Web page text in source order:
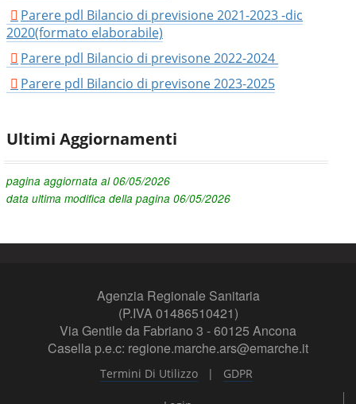
Parere pdl Bilancio di previsione 2021-2023 -dic
2020(formato elaborabile)
Parere pdl Bilancio di previsone 2022-2024
Parere pdl Bilancio di previsone 2023-2025
Ultimi Aggiornamenti
pagina aggiornata al 06/05/2026
data ultima modifica della pagina 06/05/2026
Agenzia Regionale Sanitaria
(P.IVA 01486510421)
Via Gentile da Fabriano 3 - 60125 Ancona
Casella p.e.c: regione.marche.ars@emarche.it
Termini Di Utilizzo | GDPR